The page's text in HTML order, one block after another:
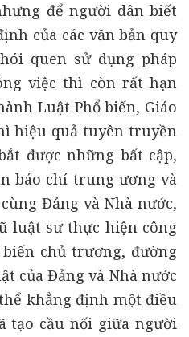
để người dân biết
của các văn bản quy
quen sử dụng pháp
việc thì còn rất hạn
Luật Phổ biến, Giáo
hiệu quả tuyên truyền
được những bất cập,
báo chí trung ương và
Đảng và Nhà nước,
luật sư thực hiện công
chủ trương, đường
của Đảng và Nhà nước
khẳng định một điều
tạo cầu nối giữa người